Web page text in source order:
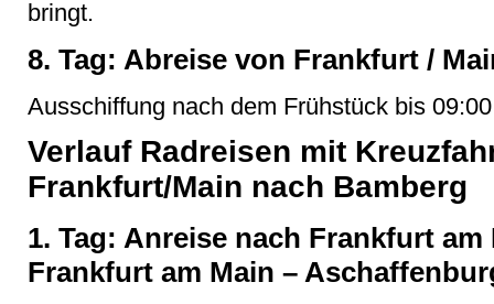
bringt.
8. Tag: Abreise von Frankfurt /
Ausschiffung nach dem Frühstück bis
Verlauf Radreisen mit
Frankfurt/Main nach Bamberg
1. Tag: Anreise nach Frankfurt
Frankfurt am Main –